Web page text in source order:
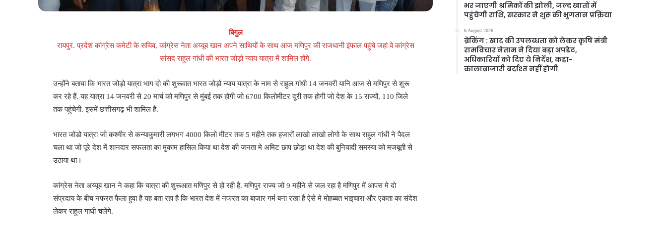
बिगुल
रायपुर. प्रदेश कांग्रेस कमेटी के सचिव, कांग्रेस नेता अय्यूब खान अपने साथियों के साथ आज मणिपुर की राजधानी इंफाल पहुंचे जहां वे कांग्रेस
सांसद राहुल गांधी की भारत जोड़ो न्याय यात्रा में शामिल होंगे.
उन्होंने बताया कि भारत जोड़ो यात्रा भाग दो की शुरूवात भारत जोड़ो न्याय यात्रा के नाम से राहुल गांधी 14 जनवरी यानि आज से मणिपुर से शुरू
कर रहे हैं. यह यात्रा 14 जनवरी से 20 मार्च को मणिपुर से मुंबई तक होगी जो 6700 किलोमीटर दूरी तक होगी जो देश के 15 राज्यों, 110 जिले
तक पहुंचेगी. इसमें छत्तीसगढ़ भी शामिल है.
भारत जोडो यात्रा जो कश्मीर से कन्याकुमारी लगभग 4000 किलो मीटर तक 5 महीने तक हजारों लाखो लाखो लोगो के साथ राहुल गांधी ने पैदल
चला था जो पूरे देश में शानदार सफलता का मुकाम हासिल किया था देश की जनता मे अमिट छाप छोड़ा था देश की बुनियादी समस्या को मजबूती से
उठाया था।
कांग्रेस नेता अय्यूब खान ने कहा कि यात्रा की शुरूआत मणिपुर से हो रही है. मणिपुर राज्य जो 9 महीने से जल रहा है मणिपुर में आपस मे दो
संप्रदाय के बीच नफरत फैला हुवा है यह बता रहा है कि भारत देश में नफरत का बाजार गर्म बना रखा है ऐसे मे मोहब्बत भाइचारा और एकता का संदेश
लेकर राहुल गांधी चलेंगे.
भर जाएगी श्रमिकों की झोली, जल्द खातों में
पहुंचेगी राशि, सरकार ने शुरू की भुगतान प्रक्रिया
6 August 2026
ब्रेकिंग : खाद की उपलब्धता को लेकर कृषि मंत्री
रामविचार नेताम ने दिया बड़ा अपडेट,
अधिकारियों को दिए ये निर्देश, कहा-
कालाबाजारी बर्दाश्त नहीं होगी